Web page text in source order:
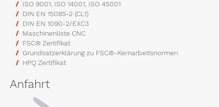
ISO 9001, ISO 14001, ISO 45001
DIN EN 15085-2 (CL1)
DIN EN 1090-2/EXC3
Maschinenliste CNC
FSC® Zertifikat
Grundsatzerklärung zu FSC®-Kernarbeitsnormen
HPQ Zertifikat
Anfahrt